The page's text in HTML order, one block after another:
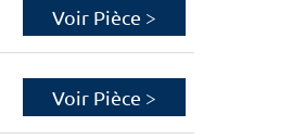
Voir Pièce >
Voir Pièce >